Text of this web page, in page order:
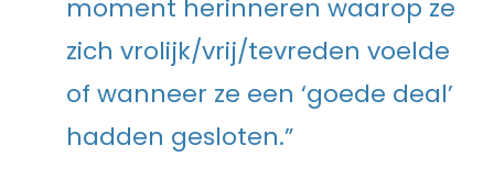
moment herinneren waarop ze
zich vrolijk/vrij/tevreden voelde
of wanneer ze een ‘goede deal’
hadden gesloten.”